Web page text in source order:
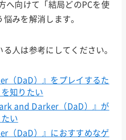
へ向けて「結局どのPCを使
みを解消します。
人は参考にしてください。
（DaD）』をプレイするた
知りたい
and Darker（DaD）』が
い
（DaD）』におすすめなゲ